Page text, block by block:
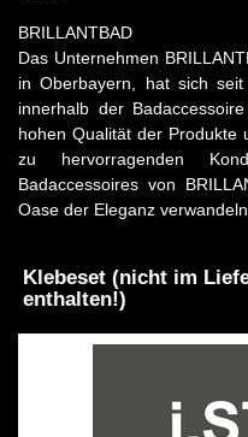
BRILLANTBAD
Das Unternehmen
in Oberbayern, hat sich
innerhalb der
hohen Qualität der Produkte
zu hervorragenden
Badaccessoires von
Oase der Eleganz
Klebeset (nicht im
enthalten!)